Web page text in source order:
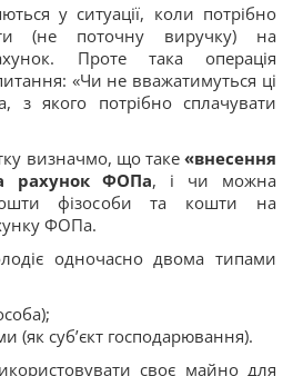
у ситуації, коли потрібно
(не поточну виручку) на
Проте така операція
«Чи не вважатимуться ці
якого потрібно сплачувати
визначмо, що таке «внесення
рахунок ФОПа, і чи можна
фізособи та кошти на
ФОПа.
одночасно двома типами
(як суб’єкт господарювання).
своє майно для